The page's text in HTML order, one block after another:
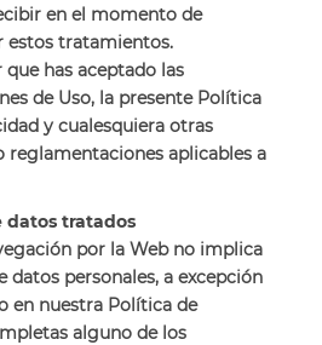
en el momento de
estos tratamientos.
has aceptado las
de Uso, la presente Política
y cualesquiera otras
reglamentaciones aplicables a
datos tratados
por la Web no implica
datos personales, a excepción
en nuestra Política de
alguno de los